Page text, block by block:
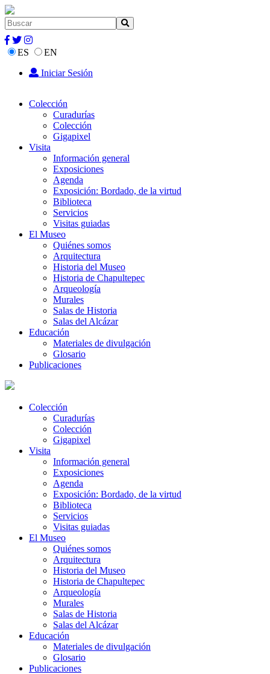
ES
EN
Iniciar Sesión
Colección
Curadurías
Colección
Gigapixel
Visita
Información general
Exposiciones
Agenda
Exposición: Bordado, de la virtud
Biblioteca
Servicios
Visitas guiadas
El Museo
Quiénes somos
Arquitectura
Historia del Museo
Historia de Chapultepec
Arqueología
Murales
Salas de Historia
Salas del Alcázar
Educación
Materiales de divulgación
Glosario
Publicaciones
Colección
Curadurías
Colección
Gigapixel
Visita
Información general
Exposiciones
Agenda
Exposición: Bordado, de la virtud
Biblioteca
Servicios
Visitas guiadas
El Museo
Quiénes somos
Arquitectura
Historia del Museo
Historia de Chapultepec
Arqueología
Murales
Salas de Historia
Salas del Alcázar
Educación
Materiales de divulgación
Glosario
Publicaciones